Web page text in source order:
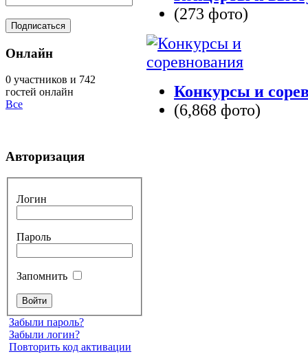
(273 фото)
Конкурсы и
(6,868 фото)
Онлайн
0 участников и 742
гостей онлайн
Все
Авторизация
Логин
Пароль
Запомнить
Забыли пароль?
Забыли логин?
Повторить код активации